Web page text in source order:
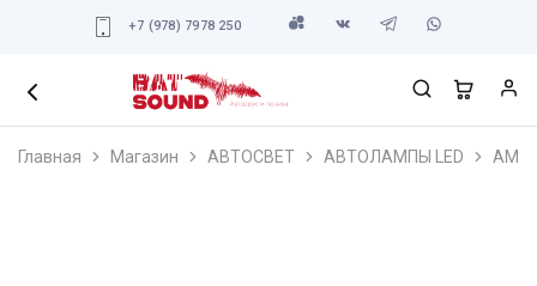
+7 (978) 7978 250
Главная Магазин АВТОСВЕТ АВТОЛАМПЫ LED AMP